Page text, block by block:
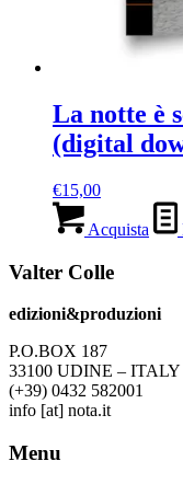
La notte è
(digital
€15,00
Acquista
Valter Colle
edizioni&produzioni
P.O.BOX 187
33100 UDINE – ITALY
(+39) 0432 582001
info [at] nota.it
Menu